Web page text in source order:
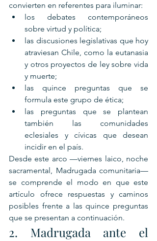
convierten en referentes para iluminar:
los debates contemporáneos
sobre virtud y política;
las discusiones legislativas que hoy
atraviesan Chile, como la eutanasia
y otros proyectos de ley sobre vida
y muerte;
las quince preguntas que se
formula este grupo de ética;
las preguntas que se plantean
también las comunidades
eclesiales y cívicas que desean
incidir en el país.
Desde este arco —viernes laico, noche
sacramental, Madrugada comunitaria—
se comprende el modo en que este
artículo ofrece respuestas y caminos
posibles frente a las quince preguntas
que se presentan a continuación.
2. Madrugada ante el